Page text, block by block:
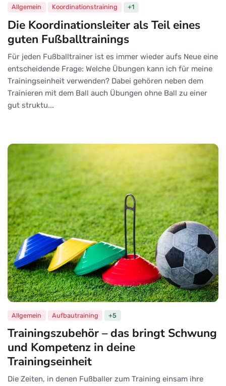
Die Koordinationsleiter als Teil eines
guten Fußballtrainings
Für jeden Fußballtrainer ist es immer wieder aufs Neue eine
entscheidende Frage: Welche Übungen kann ich für meine
Trainingseinheit verwenden? Dabei gehören neben dem
Trainieren mit dem Ball auch Übungen ohne Ball zu einer
gut struktu...
Allgemein Koordinationstraining +1
Trainingszubehör – das bringt Schwung
und Kompetenz in deine
Trainingseinheit
Die Zeiten, in denen Fußballer zum Training einsam ihre
Allgemein Aufbautraining +5